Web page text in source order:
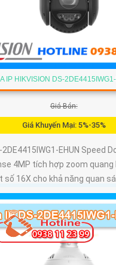
IP HIKVISION DS-
Giá Bán:
Giá Khuyến Mại: 5%-35%
EHUN Speed
4MP tích hợp zoom quang
số 16X cho khả năng quan
AI AcuSense nhận diện
đồng thời tối đa 5 khuôn